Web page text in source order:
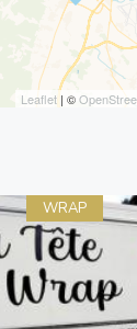
Leaflet | ©
WRAP